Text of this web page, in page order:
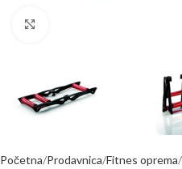
Početna Prodavnica Fitnes oprema